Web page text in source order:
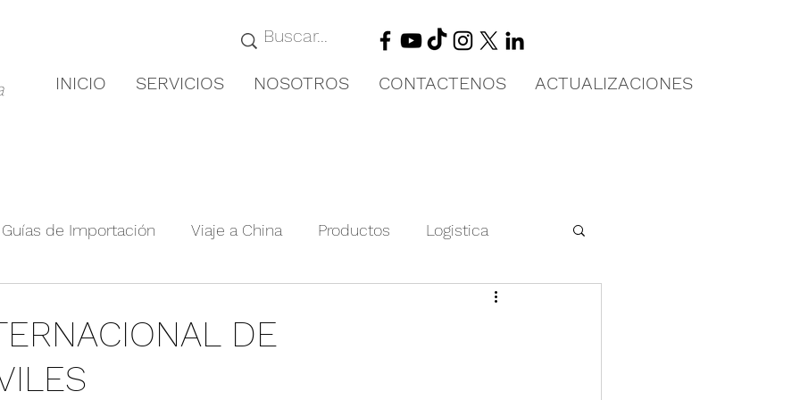
INICIO SERVICIOS NOSOTROS CONTACTENOS ACTUALIZACIONES
Guías de Importación Viaje a China Productos Logistica
de la exposición
DE